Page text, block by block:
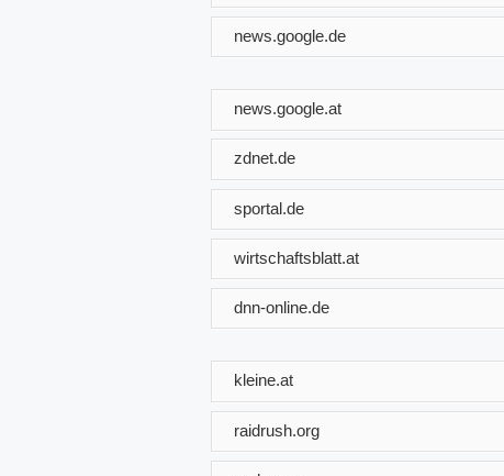
news.google.de
news.google.at
zdnet.de
sportal.de
wirtschaftsblatt.at
dnn-online.de
kleine.at
raidrush.org